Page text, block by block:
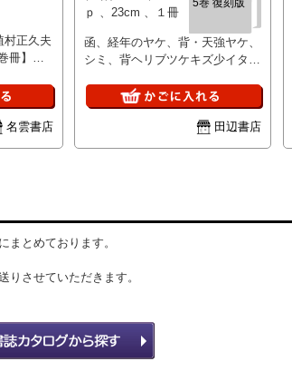
冊】
名雲書店
ｐ 、23cm 、１冊
函、経年のヤケ、背・天強ヤケ、
シミ、背ヘリブツケキズ少イタ
地少シミ、奥付頁１センチ程の黒
インク？ヨゴレ、経年状態並、送
料レターパックプラス
田辺書店
まとめております。
りさせていただきます。